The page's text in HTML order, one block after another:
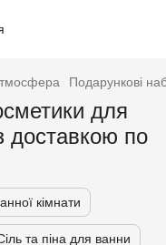
Подарункові
для
доставкою по
кімнати
та піна для ванни